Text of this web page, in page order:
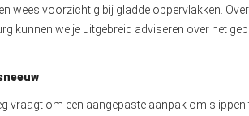
wees voorzichtig bij gladde oppervlakken.
kunnen we je uitgebreid adviseren over het
vraagt om een aangepaste aanpak om